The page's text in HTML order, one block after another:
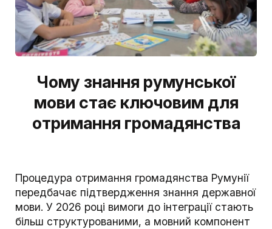
Чому знання румунської
мови стає ключовим для
отримання громадянства
Процедура отримання громадянства Румунії
передбачає підтвердження знання державної
мови. У 2026 році вимоги до інтеграції стають
більш структурованими, а мовний компонент